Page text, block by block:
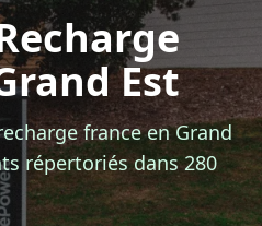
à la liste des métiers
- Service proposé par ViteUnDevis.com- Vous
Est
france en Grand
répertoriés dans 280